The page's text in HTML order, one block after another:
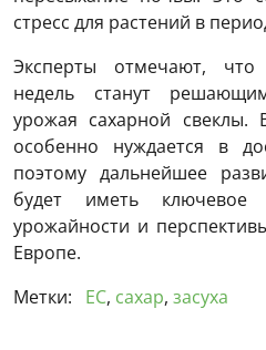
стресс для растений в
Эксперты отмечают,
недель станут
урожая сахарной свеклы.
особенно нуждается в
поэтому дальнейшее
будет иметь
урожайности и
Европе.
Метки:
ЕС, сахар, засуха